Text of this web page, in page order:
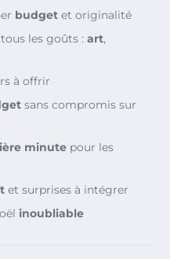
budget et originalité
les goûts : art,
à offrir
sans compromis sur
minute pour les
et surprises à intégrer
inoubliable